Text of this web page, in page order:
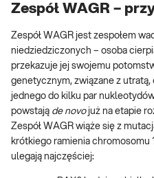
Zespół WAGR –
Zespół WAGR jest zespołem
niedziedziczonych – osoba
przekazuje jej swojemu
genetycznym, związane z
jednego do kilku par
powstają de novojuż na etapie
Zespół WAGR wiąże się z
krótkiego ramienia chromosomu
ulegają najczęściej: